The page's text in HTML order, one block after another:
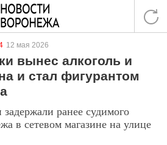
12 мая 2026
вынес алкоголь и
и стал фигурантом
ранее судимого
в сетевом магазине на улице